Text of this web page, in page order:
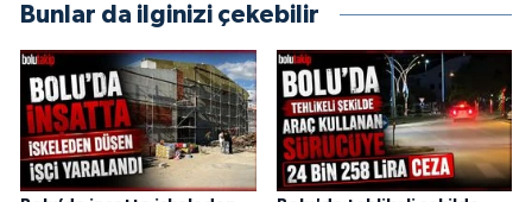
Bunlar da ilginizi çekebilir